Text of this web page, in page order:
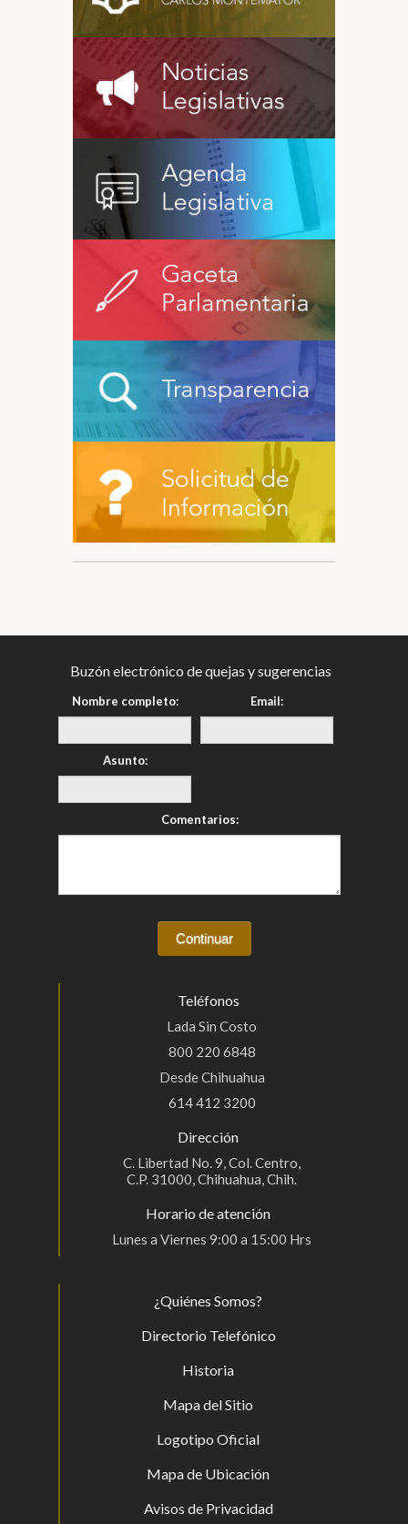
Buzón electrónico de quejas y sugerencias
Nombre completo: Email:
Asunto:
Comentarios:
Teléfonos
Lada Sin Costo
800 220 6848
Desde Chihuahua
614 412 3200
Dirección
C. Libertad No. 9, Col. Centro,
C.P. 31000, Chihuahua, Chih.
Horario de atención
Lunes a Viernes 9:00 a 15:00 Hrs
¿Quiénes Somos?
Directorio Telefónico
Historia
Mapa del Sitio
Logotipo Oficial
Mapa de Ubicación
Avisos de Privacidad